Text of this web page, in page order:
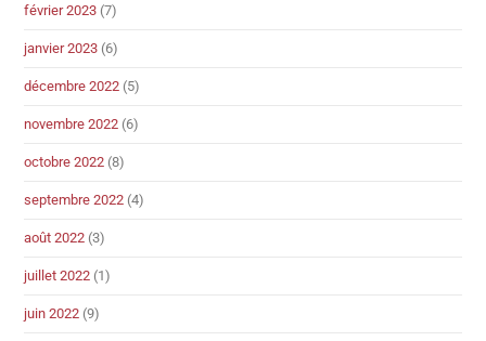
février 2023 (7)
janvier 2023 (6)
décembre 2022 (5)
novembre 2022 (6)
octobre 2022 (8)
septembre 2022 (4)
août 2022 (3)
juillet 2022 (1)
juin 2022 (9)